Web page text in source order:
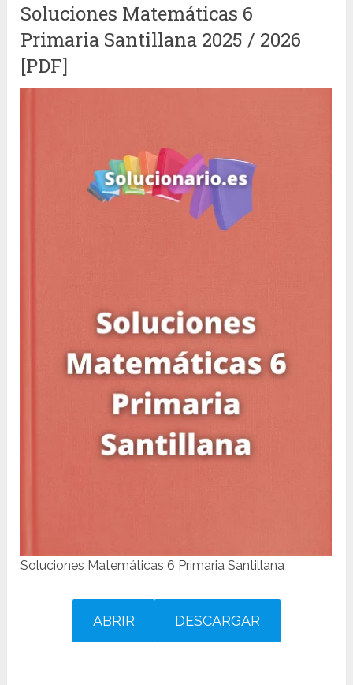
Soluciones Matemáticas 6
Primaria Santillana 2025 / 2026
[PDF]
Soluciones Matemáticas 6 Primaria Santillana
ABRIR DESCARGAR